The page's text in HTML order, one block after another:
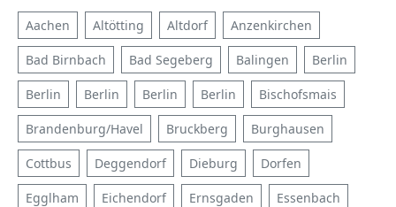
Aachen Altötting Altdorf Anzenkirchen
Bad Birnbach Bad Segeberg Balingen Berlin
Berlin Berlin Berlin Berlin Bischofsmais
Brandenburg/Havel Bruckberg Burghausen
Cottbus Deggendorf Dieburg Dorfen
Egglham Eichendorf Ernsgaden Essenbach